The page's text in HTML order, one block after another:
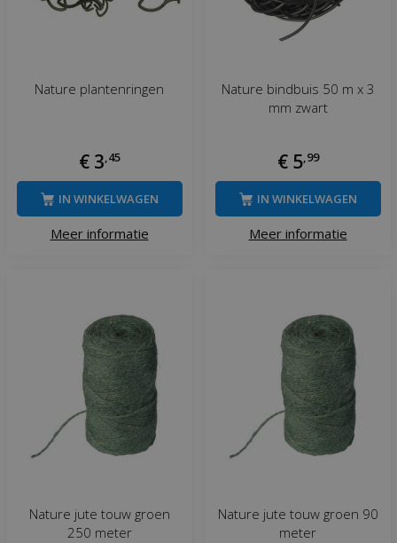
Nature plantenringen
€ 3,45
Meer informatie
IN WINKELWAGEN
Nature bindbuis 50 m x 3
mm zwart
€ 5,99
Meer informatie
IN WINKELWAGEN
Nature jute touw groen
250 meter
Nature jute touw groen 90
meter